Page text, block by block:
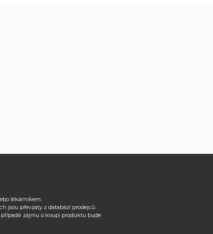
lékárníkem.
jsou převzaty z databází prodejců.
zájmu o koupi produktu bude